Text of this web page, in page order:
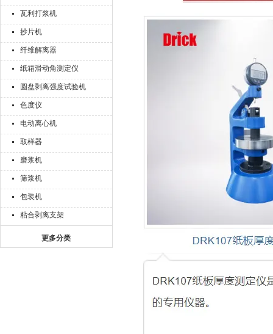
瓦利打浆机
抄片机
纤维解离器
纸箱滑动角测定仪
圆盘剥离强度试验机
色度仪
电动离心机
取样器
磨浆机
筛浆机
包装机
粘合剥离支架
更多分类